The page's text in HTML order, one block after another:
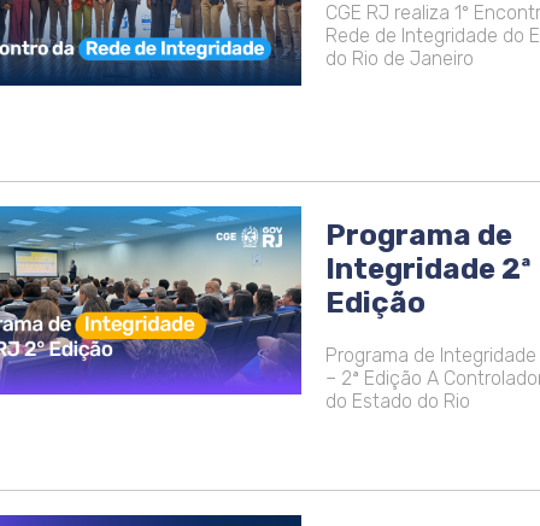
CGE RJ realiza 1º
Rede de Integridade do
do Rio de Janeiro
Programa de
Integridade 2ª
Edição
Programa de Integridade
– 2ª Edição A
do Estado do Rio